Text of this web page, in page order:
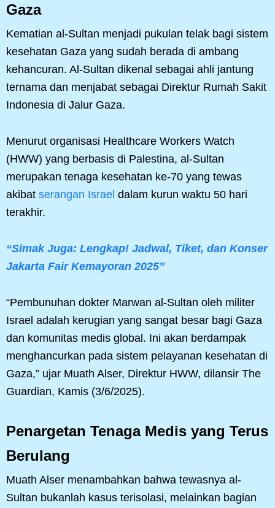
Gaza
Kematian al-Sultan menjadi pukulan telak bagi sistem
kesehatan Gaza yang sudah berada di ambang
kehancuran. Al-Sultan dikenal sebagai ahli jantung
ternama dan menjabat sebagai Direktur Rumah Sakit
Indonesia di Jalur Gaza.
Menurut organisasi Healthcare Workers Watch
(HWW) yang berbasis di Palestina, al-Sultan
merupakan tenaga kesehatan ke-70 yang tewas
akibat serangan Israel dalam kurun waktu 50 hari
terakhir.
“Simak Juga: Lengkap! Jadwal, Tiket, dan Konser
Jakarta Fair Kemayoran 2025”
“Pembunuhan dokter Marwan al-Sultan oleh militer
Israel adalah kerugian yang sangat besar bagi Gaza
dan komunitas medis global. Ini akan berdampak
menghancurkan pada sistem pelayanan kesehatan di
Gaza,” ujar Muath Alser, Direktur HWW, dilansir The
Guardian, Kamis (3/6/2025).
Penargetan Tenaga Medis yang Terus
Berulang
Muath Alser menambahkan bahwa tewasnya al-
Sultan bukanlah kasus terisolasi, melainkan bagian